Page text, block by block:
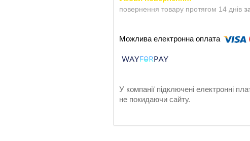
повернення товару протягом 14 днів
У компанії підключені електронні
не покидаючи сайту.